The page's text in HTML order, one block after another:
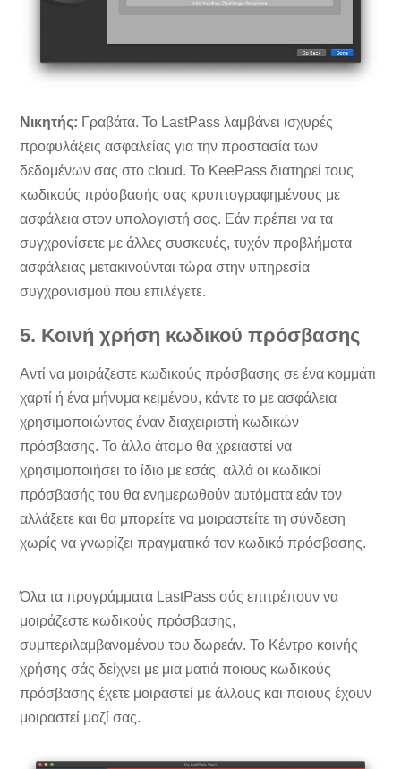
Νικητής: Γραβάτα. Το LastPass λαμβάνει ισχυρές
προφυλάξεις ασφαλείας για την προστασία των
δεδομένων σας στο cloud. Το KeePass διατηρεί τους
κωδικούς πρόσβασής σας κρυπτογραφημένους με
ασφάλεια στον υπολογιστή σας. Εάν πρέπει να τα
συγχρονίσετε με άλλες συσκευές, τυχόν προβλήματα
ασφάλειας μετακινούνται τώρα στην υπηρεσία
συγχρονισμού που επιλέγετε.
5. Κοινή χρήση κωδικού πρόσβασης
Αντί να μοιράζεστε κωδικούς πρόσβασης σε ένα κομμάτι
χαρτί ή ένα μήνυμα κειμένου, κάντε το με ασφάλεια
χρησιμοποιώντας έναν διαχειριστή κωδικών
πρόσβασης. Το άλλο άτομο θα χρειαστεί να
χρησιμοποιήσει το ίδιο με εσάς, αλλά οι κωδικοί
πρόσβασής του θα ενημερωθούν αυτόματα εάν τον
αλλάξετε και θα μπορείτε να μοιραστείτε τη σύνδεση
χωρίς να γνωρίζει πραγματικά τον κωδικό πρόσβασης.
Όλα τα προγράμματα LastPass σάς επιτρέπουν να
μοιράζεστε κωδικούς πρόσβασης,
συμπεριλαμβανομένου του δωρεάν. Το Κέντρο κοινής
χρήσης σάς δείχνει με μια ματιά ποιους κωδικούς
πρόσβασης έχετε μοιραστεί με άλλους και ποιους έχουν
μοιραστεί μαζί σας.